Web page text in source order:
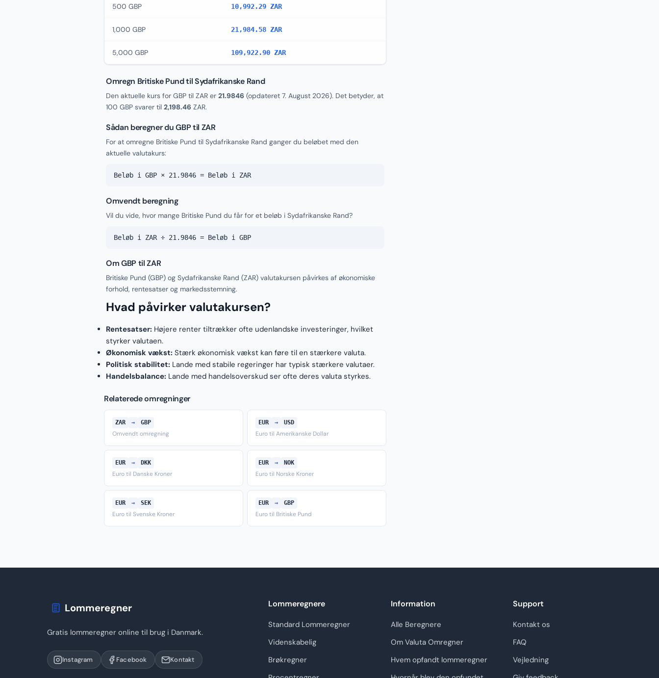
500 GBP 10,992.29 ZAR
1,000 GBP 21,984.58 ZAR
5,000 GBP 109,922.90 ZAR
Omregn Britiske Pund til Sydafrikanske Rand
Den aktuelle kurs for GBP til ZAR er 21.9846 (opdateret 7. August 2026). Det betyder, at
100 GBP svarer til 2,198.46 ZAR.
Sådan beregner du GBP til ZAR
For at omregne Britiske Pund til Sydafrikanske Rand ganger du beløbet med den
aktuelle valutakurs:
Beløb i GBP × 21.9846 = Beløb i ZAR
Omvendt beregning
Vil du vide, hvor mange Britiske Pund du får for et beløb i Sydafrikanske Rand?
Beløb i ZAR ÷ 21.9846 = Beløb i GBP
Om GBP til ZAR
Britiske Pund (GBP) og Sydafrikanske Rand (ZAR) valutakursen påvirkes af økonomiske
forhold, rentesatser og markedsstemning.
Hvad påvirker valutakursen?
Rentesatser: Højere renter tiltrækker ofte udenlandske investeringer, hvilket
styrker valutaen.
Økonomisk vækst: Stærk økonomisk vækst kan føre til en stærkere valuta.
Politisk stabilitet: Lande med stabile regeringer har typisk stærkere valutaer.
Handelsbalance: Lande med handelsoverskud ser ofte deres valuta styrkes.
Relaterede omregninger
ZAR → GBP
Omvendt omregning
EUR → USD
Euro til Amerikanske Dollar
EUR → DKK
Euro til Danske Kroner
EUR → NOK
Euro til Norske Kroner
EUR → SEK
Euro til Svenske Kroner
EUR → GBP
Euro til Britiske Pund
Lommeregner
Gratis lommeregner online til brug i Danmark.
Instagram Facebook Kontakt
Lommeregnere
Standard Lommeregner
Videnskabelig
Brøkregner
Information
Alle Beregnere
Om Valuta Omregner
Hvem opfandt lommeregner
Support
Kontakt os
FAQ
Vejledning